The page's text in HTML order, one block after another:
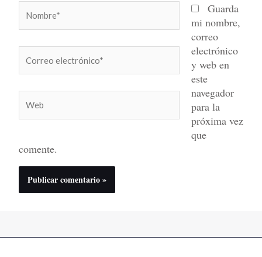
electrónico*
Guarda
mi nombre,
correo
electrónico
y web en
este
navegador
para la
próxima vez
que
comente.